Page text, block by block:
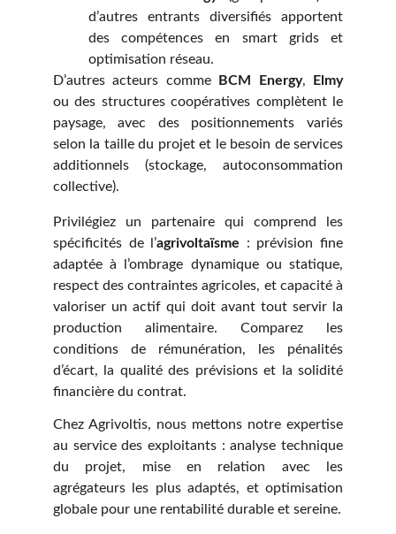
d’autres entrants diversifiés apportent
des compétences en smart grids et
optimisation réseau.
D’autres acteurs comme
BCM Energy,
Elmy
ou des structures coopératives complètent le
paysage, avec des positionnements variés
selon la taille du projet et le besoin de services
additionnels (stockage, autoconsommation
collective).
Privilégiez un partenaire qui comprend les
spécificités de l’agrivoltaïsme : prévision fine
adaptée à l’ombrage dynamique ou statique,
respect des contraintes agricoles, et capacité à
valoriser un actif qui doit avant tout servir la
production alimentaire. Comparez les
conditions de rémunération, les pénalités
d’écart, la qualité des prévisions et la solidité
financière du contrat.
Chez Agrivoltis, nous mettons notre expertise
au service des exploitants : analyse technique
du projet, mise en relation avec les
agrégateurs les plus adaptés, et optimisation
globale pour une rentabilité durable et sereine.